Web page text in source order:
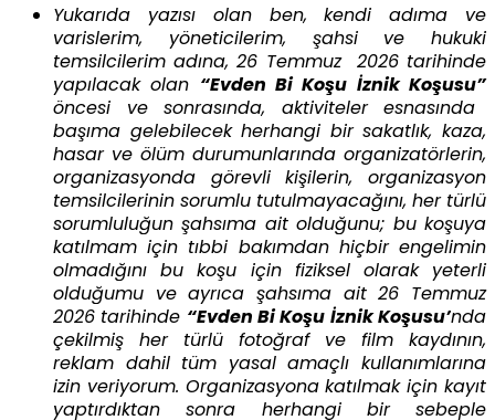
Yukarıda yazısı olan ben, kendi adıma ve
varislerim, yöneticilerim, şahsi ve hukuki
temsilcilerim adına,26 Temmuz 2026tarihinde
yapılacak olan “Evden Bi Koşu İznik Koşusu”
öncesi ve sonrasında, aktiviteler esnasında
başıma gelebilecek herhangi bir sakatlık, kaza,
hasar ve ölüm durumunlarında organizatörlerin,
organizasyonda görevli kişilerin, organizasyon
temsilcilerinin sorumlu tutulmayacağını, her türlü
sorumluluğun şahsıma ait olduğunu; bu koşuya
katılmam için tıbbi bakımdan hiçbir engelimin
olmadığını bu koşu için fiziksel olarak yeterli
olduğumu ve ayrıca şahsıma ait26 Temmuz
2026 tarihinde “Evden Bi Koşu İznik Koşusu’nda
çekilmiş her türlü fotoğraf ve film kaydının,
reklam dahil tüm yasal amaçlı kullanımlarına
izin veriyorum. Organizasyona katılmak için kayıt
yaptırdıktan sonra herhangi bir sebeple